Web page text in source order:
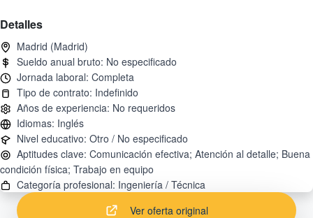
Detalles
Aptitudes clave: Comunicación efectiva; Atención al detalle; Buena
Ver oferta original